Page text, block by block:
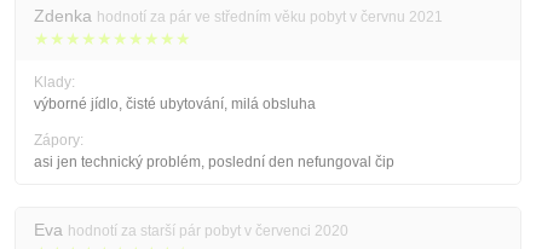
Zdenka hodnotí za pár ve středním věku pobyt v červnu 2021
★★★★★★★★★★
Klady:
výborné jídlo, čisté ubytování, milá obsluha
Zápory:
asi jen technický problém, poslední den nefungoval čip
Eva hodnotí za starší pár pobyt v červenci 2020